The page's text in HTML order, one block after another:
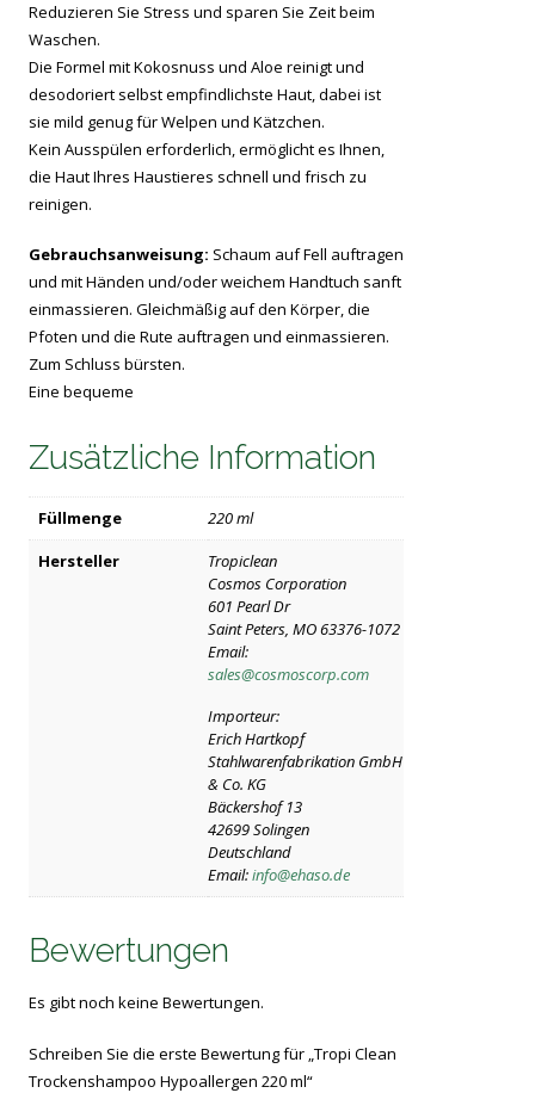
Reduzieren Sie Stress und sparen Sie Zeit beim
Waschen.
Die Formel mit Kokosnuss und Aloe reinigt und
desodoriert selbst empfindlichste Haut, dabei ist
sie mild genug für Welpen und Kätzchen.
Kein Ausspülen erforderlich, ermöglicht es Ihnen,
die Haut Ihres Haustieres schnell und frisch zu
reinigen.
Gebrauchsanweisung: Schaum auf Fell auftragen
und mit Händen und/oder weichem Handtuch sanft
einmassieren. Gleichmäßig auf den Körper, die
Pfoten und die Rute auftragen und einmassieren.
Zum Schluss bürsten.
Eine bequeme
Zusätzliche Information
Füllmenge
220 ml
Hersteller
Tropiclean
Cosmos Corporation
601 Pearl Dr
Saint Peters, MO 63376-1072
Email:
sales@cosmoscorp.com
Importeur:
Erich Hartkopf
Stahlwarenfabrikation GmbH
& Co. KG
Bäckershof 13
42699 Solingen
Deutschland
Email:info@ehaso.de
Bewertungen
Es gibt noch keine Bewertungen.
Schreiben Sie die erste Bewertung für „Tropi Clean
Trockenshampoo Hypoallergen 220 ml“